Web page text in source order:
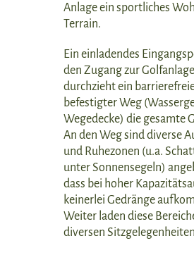
Anlage ein sportliches
Terrain.
Ein einladendes
den Zugang zur
durchzieht ein
befestigter Weg
Wegedecke) die gesamte
An den Weg sind diverse
und Ruhezonen (u.a.
unter Sonnensegeln)
dass bei hoher
keinerlei Gedränge
Weiter laden diese
diversen